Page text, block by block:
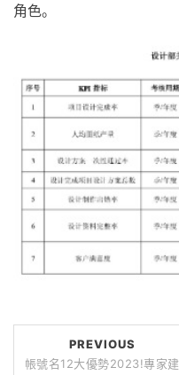
角色。
PREVIOUS
帳號名12大優勢2023!專家建